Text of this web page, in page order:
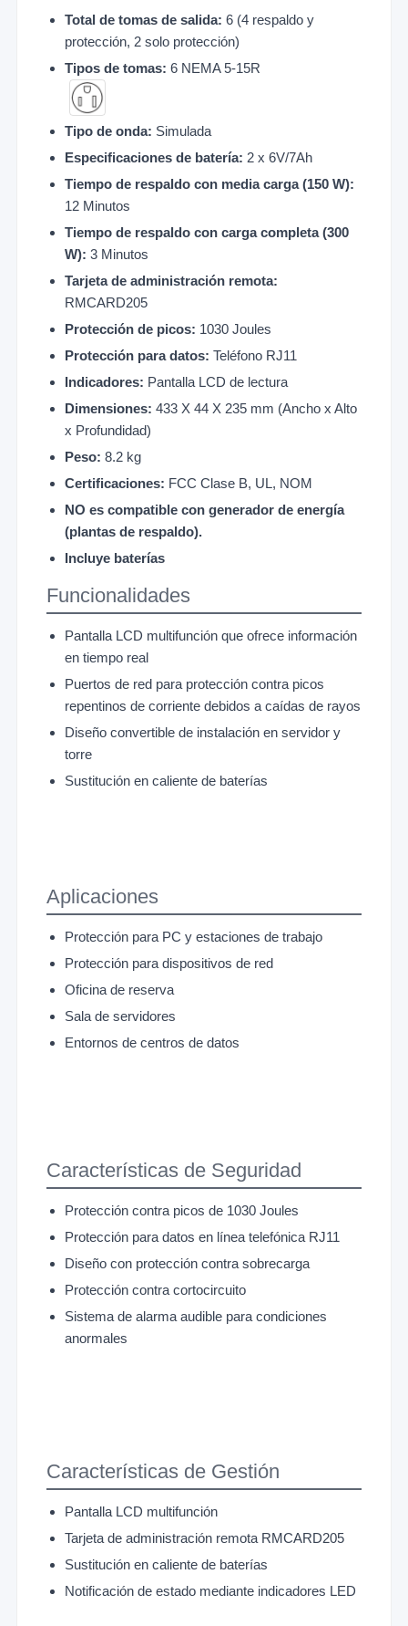
Total de tomas de salida: 6 (4 respaldo y
protección, 2 solo protección)
Tipos de tomas: 6 NEMA 5-15R
Tipo de onda: Simulada
Especificaciones de batería: 2 x 6V/7Ah
Tiempo de respaldo con media carga (150 W):
12 Minutos
Tiempo de respaldo con carga completa (300
W): 3 Minutos
Tarjeta de administración remota:
RMCARD205
Protección de picos: 1030 Joules
Protección para datos: Teléfono RJ11
Indicadores: Pantalla LCD de lectura
Dimensiones: 433 X 44 X 235 mm (Ancho x Alto
x Profundidad)
Peso: 8.2 kg
Certificaciones: FCC Clase B, UL, NOM
NO es compatible con generador de energía
(plantas de respaldo).
Incluye baterías
Funcionalidades
Pantalla LCD multifunción que ofrece información
en tiempo real
Puertos de red para protección contra picos
repentinos de corriente debidos a caídas de rayos
Diseño convertible de instalación en servidor y
torre
Sustitución en caliente de baterías
Aplicaciones
Protección para PC y estaciones de trabajo
Protección para dispositivos de red
Oficina de reserva
Sala de servidores
Entornos de centros de datos
Características de Seguridad
Protección contra picos de 1030 Joules
Protección para datos en línea telefónica RJ11
Diseño con protección contra sobrecarga
Protección contra cortocircuito
Sistema de alarma audible para condiciones
anormales
Características de Gestión
Pantalla LCD multifunción
Tarjeta de administración remota RMCARD205
Sustitución en caliente de baterías
Notificación de estado mediante indicadores LED